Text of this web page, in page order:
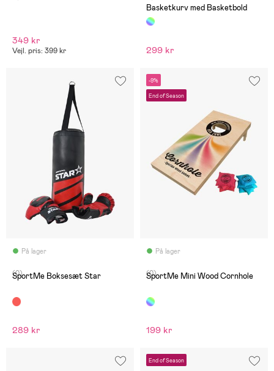
349 kr
Vejl. pris: 399 kr
Basketkurv med Basketbold
299 kr
På lager
(0)
SportMe Boksesæt Star
289 kr
-9%
End of Season
På lager
(0)
SportMe Mini Wood Cornhole
199 kr
End of Season